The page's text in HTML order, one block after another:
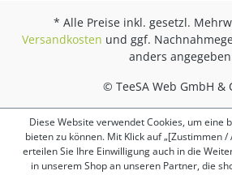
* Alle Preise inkl. gesetzl.
Versandkosten und ggf.
anders
© TeeSA Web GmbH &
Diese Website verwendet Cookies, um eine
bieten zu können. Mit Klick auf „[Zustimmen /
erteilen Sie Ihre Einwilligung auch in die
in unserem Shop an unseren Partner, die